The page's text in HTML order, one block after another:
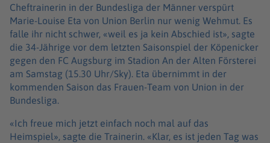
Cheftrainerin in der Bundesliga der Männer verspürt
Marie-Louise Eta von Union Berlin nur wenig Wehmut. Es
falle ihr nicht schwer, «weil es ja kein Abschied ist», sagte
die 34-Jährige vor dem letzten Saisonspiel der Köpenicker
gegen den FC Augsburg im Stadion An der Alten Försterei
am Samstag (15.30 Uhr/Sky). Eta übernimmt in der
kommenden Saison das Frauen-Team von Union in der
Bundesliga.
«Ich freue mich jetzt einfach noch mal auf das
Heimspiel», sagte die Trainerin. «Klar, es ist jeden Tag was